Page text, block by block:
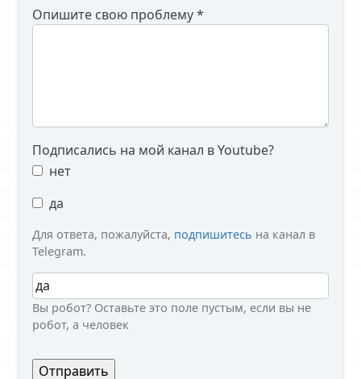
Опишите свою проблему*
Подписались на мой канал в Youtube?
нет
да
Для ответа, пожалуйста, подпишитесь на канал в
Telegram.
Вы робот?
Вы робот? Оставьте это поле пустым, если вы не
робот, а человек